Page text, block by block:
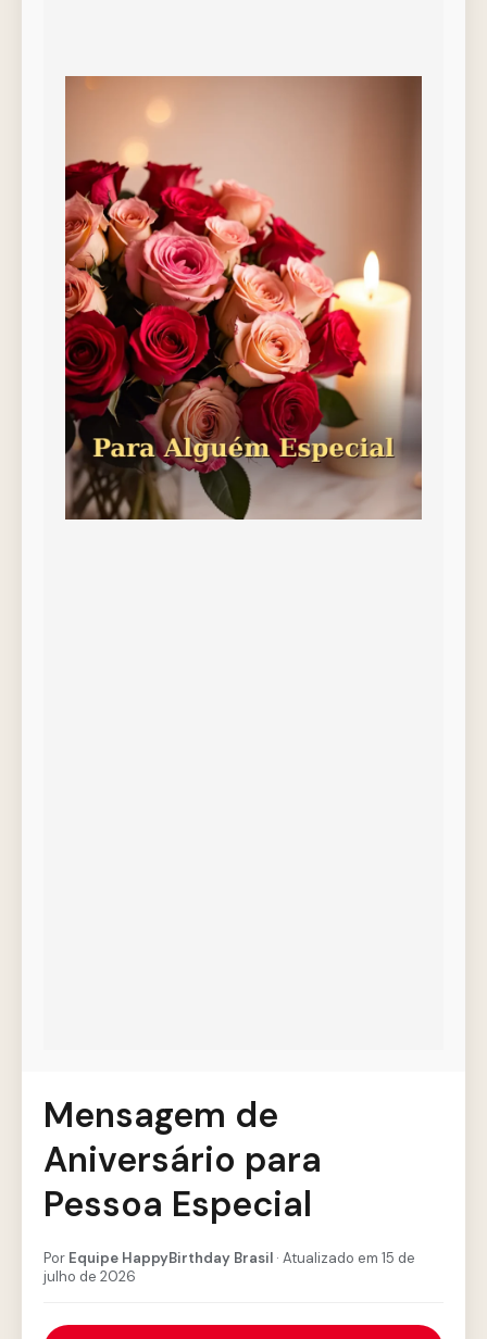
Mensagem de
Aniversário para
Pessoa Especial
Por Equipe HappyBirthday Brasil · Atualizado em 15 de
julho de 2026